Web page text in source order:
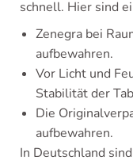
schnell. Hier sind
Zenegra bei
aufbewahren.
Vor Licht und
Stabilität der
Die
aufbewahren.
In Deutschland